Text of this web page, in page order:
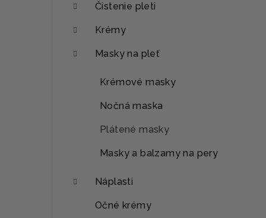
Čistenie pleti
Krémy
Masky na pleť
Krémové masky
Nočná maska
Plátené masky
Masky a balzamy na pery
Náplasti
Očné krémy